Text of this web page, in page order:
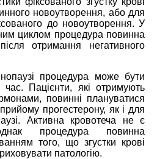
новоутворення, або для
до новоутворення. У
циклом процедура повинна
отримання негативного
процедура може бути
Пацієнти, які отримують
повинні плануватися
прогестерону, як і для
Активна кровотеча не є
процедура повинна
того, що згустки крові
патологію.